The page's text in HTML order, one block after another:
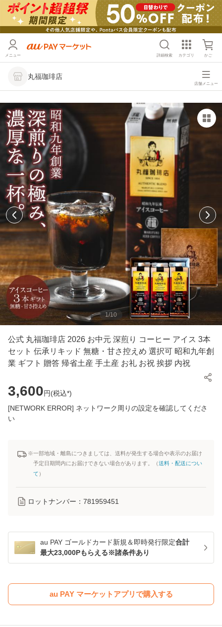
メニュー 詳細検索 カテゴリ かご
丸福珈琲店
店舗メニュー
1/10
公式 丸福珈琲店 2026 お中元 深煎り コーヒー アイス 3本
セット 伝承リキッド 無糖・甘さ控えめ 選択可 昭和九年創
業 ギフト 贈答 帰省土産 手土産 お礼 お祝 挨拶 内祝
3,600円(税込*)
[NETWORK ERROR] ネットワーク周りの設定を確認してくださ
い
※一部地域・離島につきましては、送料が発生する場合や表示のお届け
予定日期間内にお届けできない場合があります。（送料・配送につい
て ）
ロットナンバー： 781959451
au PAY ゴールドカード新規＆即時発行限定合計
最大23,000Pもらえる※諸条件あり
au PAY マーケットアプリで購入する